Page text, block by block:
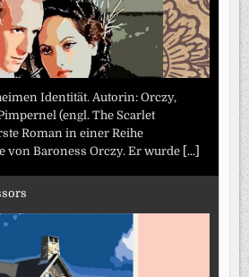
Identität. Autorin: Orczy,
(engl. The Scarlet
Roman in einer Reihe
von Baroness Orczy. Er wurde [...]